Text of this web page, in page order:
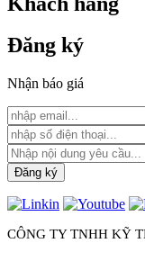
Đăng ký
Nhận báo giá
CÔNG TY TNHH KỸ